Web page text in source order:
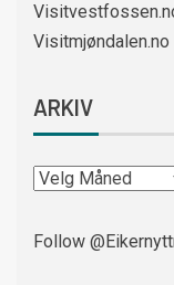
Visitmjøndalen.no
ARKIV
Follow